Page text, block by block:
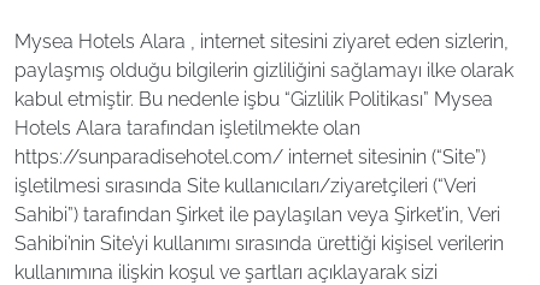
Mysea Hotels Alara , internet sitesini ziyaret eden sizlerin,
paylaşmış olduğu bilgilerin gizliliğini sağlamayı ilke olarak
kabul etmiştir. Bu nedenle işbu “Gizlilik Politikası” Mysea
Hotels Alara tarafından işletilmekte olan
https://sunparadisehotel.com/ internet sitesinin (“Site”)
işletilmesi sırasında Site kullanıcıları/ziyaretçileri (“Veri
Sahibi”) tarafından Şirket ile paylaşılan veya Şirket’in, Veri
Sahibi’nin Site’yi kullanımı sırasında ürettiği kişisel verilerin
kullanımına ilişkin koşul ve şartları açıklayarak sizi